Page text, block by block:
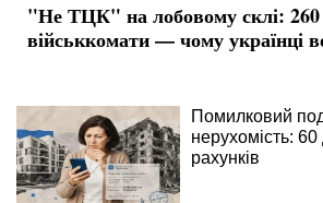
"Не ТЦК" на лобовому склі: 260
військкомати — чому українці
Помилковий
нерухомість:
рахунків